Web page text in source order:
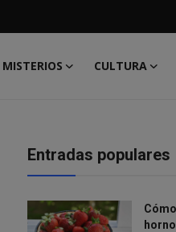
MISTERIOS CULTURA
Entradas populares
horno